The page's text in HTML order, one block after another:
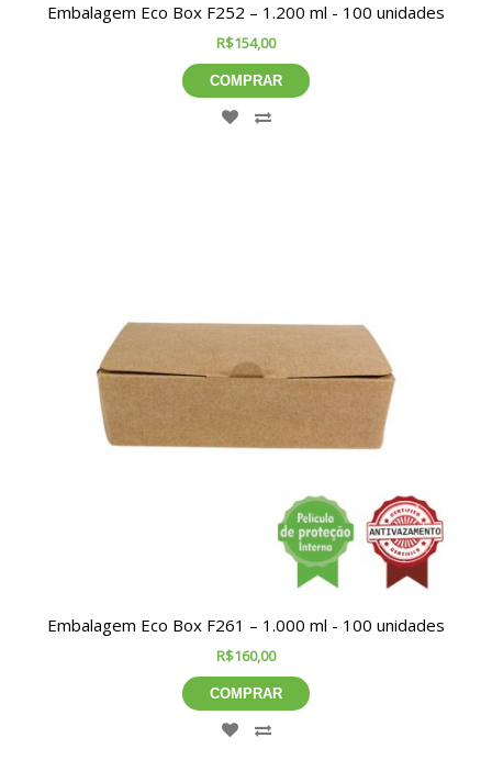
Embalagem Eco Box F252 – 1.200 ml - 100 unidades
R$154,00
COMPRAR
Embalagem Eco Box F261 – 1.000 ml - 100 unidades
R$160,00
COMPRAR